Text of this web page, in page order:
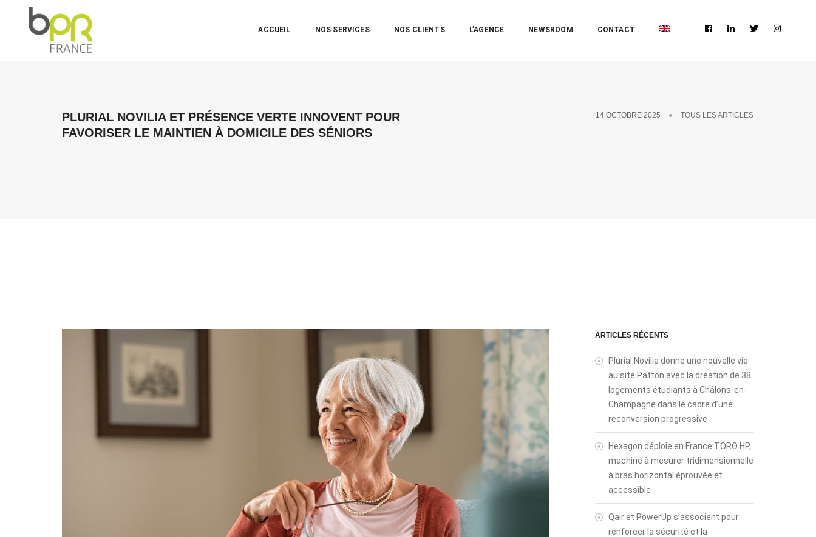
ACCUEIL NOS SERVICES NOS CLIENTS L’AGENCE NEWSROOM CONTACT
PLURIAL NOVILIA ET PRÉSENCE VERTE INNOVENT POUR
FAVORISER LE MAINTIEN À DOMICILE DES SÉNIORS
14 OCTOBRE 2025 TOUS LES ARTICLES
ARTICLES RÉCENTS
Plurial Novilia donne une nouvelle vie
au site Patton avec la création de 38
logements étudiants à Châlons-en-
Champagne dans le cadre d’une
reconversion progressive
Hexagon déploie en France TORO HP,
machine à mesurer tridimensionnelle
à bras horizontal éprouvée et
accessible
Qair et PowerUp s’associent pour
renforcer la sécurité et la